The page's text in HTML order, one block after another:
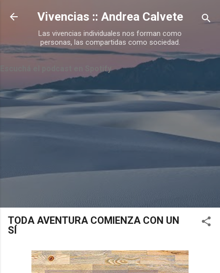
Ir al contenido principal
Vivencias :: Andrea Calvete
Las vivencias individuales nos forman como
personas, las compartidas como sociedad.
Escuchá el podcast en Spotify
TODA AVENTURA COMIENZA CON UN
SÍ